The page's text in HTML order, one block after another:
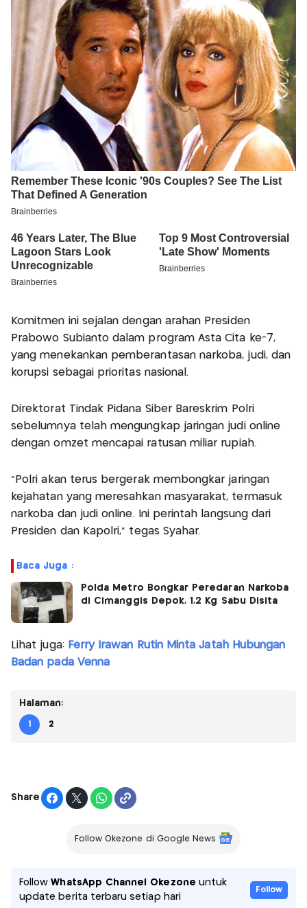
Komitmen ini sejalan dengan arahan Presiden
Prabowo Subianto dalam program Asta Cita ke-7,
yang menekankan pemberantasan narkoba, judi, dan
korupsi sebagai prioritas nasional.
Direktorat Tindak Pidana Siber Bareskrim Polri
sebelumnya telah mengungkap jaringan judi online
dengan omzet mencapai ratusan miliar rupiah.
“Polri akan terus bergerak membongkar jaringan
kejahatan yang meresahkan masyarakat, termasuk
narkoba dan judi online. Ini perintah langsung dari
Presiden dan Kapolri,” tegas Syahar.
Baca Juga :
Polda Metro Bongkar Peredaran Narkoba
di Cimanggis Depok, 1,2 Kg Sabu Disita
Lihat juga: Ferry Irawan Rutin Minta Jatah Hubungan
Badan pada Venna
Halaman:
1 2
Share
Follow Okezone di Google News
FollowWhatsApp Channel Okezone untuk
update berita terbaru setiap hari
Follow